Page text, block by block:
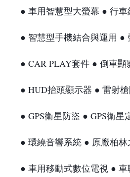
● 車用智慧型大螢幕 ● 行
● 智慧型手機結合與運用 ●
● CAR PLAY套件 ● 倒車
● HUD抬頭顯示器 ● 雷射
● GPS衛星防盜 ● GPS衛
● 環繞音響系統 ● 原廠柏
● 車用移動式數位電視 ●